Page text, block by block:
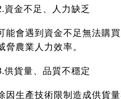
資金不足、人力缺乏
能會遇到資金不足無法購
脅農業人力效率。
供貨量、品質不穩定
因生產技術限制造成供貨